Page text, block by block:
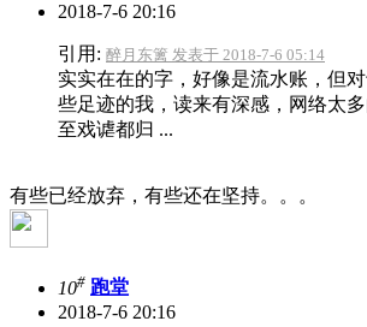
2018-7-6 20:16
引用: 醉月东篱 发表于 2018-7-6 05:14
实实在在的字，好像是流水账，但
些足迹的我，读来有深感，网络太
至戏谑都归 ...
有些已经放弃，有些还在坚持。。。
10# 跑堂
2018-7-6 20:16